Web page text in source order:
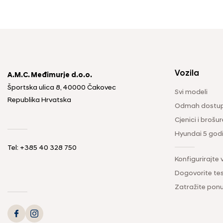
A.M.C. Međimurje d.o.o.
Športska ulica 8, 40000 Čakovec
Republika Hrvatska
Tel: +385 40 328 750
Vozila
Svi modeli
Odmah
Cjenici i
Hyundai 5
Konfigurirajte
Dogovorite
Zatražite